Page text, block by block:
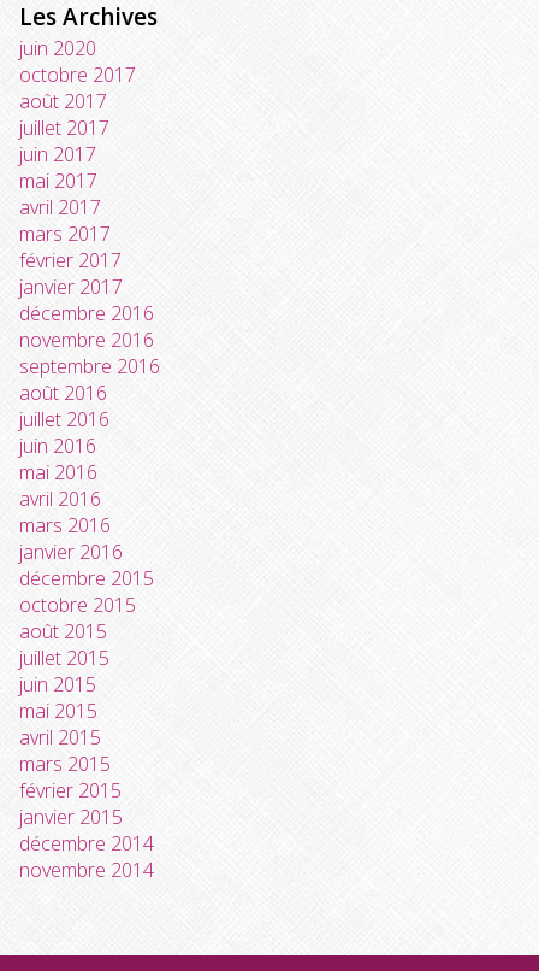
Les Archives
juin 2020
octobre 2017
août 2017
juillet 2017
juin 2017
mai 2017
avril 2017
mars 2017
février 2017
janvier 2017
décembre 2016
novembre 2016
septembre 2016
août 2016
juillet 2016
juin 2016
mai 2016
avril 2016
mars 2016
janvier 2016
décembre 2015
octobre 2015
août 2015
juillet 2015
juin 2015
mai 2015
avril 2015
mars 2015
février 2015
janvier 2015
décembre 2014
novembre 2014